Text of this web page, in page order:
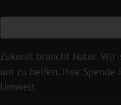
Zukunft braucht Natur.
um zu helfen. Ihre
Umwelt.